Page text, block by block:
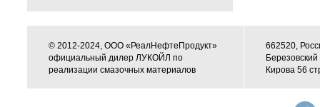
© 2012-2024, ООО «РеалНефтеПродукт»
официальный дилер ЛУКОЙЛ по
реализации смазочных материалов
662520,
Кирова 56